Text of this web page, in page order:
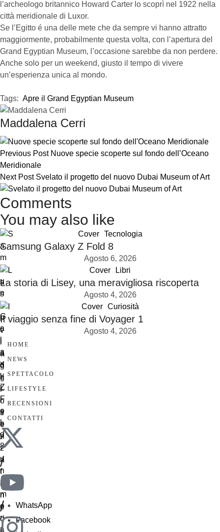
l’archeologo britannico Howard Carter lo scoprì nel 1922 nella
città meridionale di Luxor.
Se l’Egitto é una delle mete che da sempre vi hanno attratto
maggiormente, probabilmente questa volta, con l’apertura del
Grand Egyptian Museum, l’occasione sarebbe da non perdere.
Anche solo per un weekend, giusto il tempo di vivere
un’esperienza unica al mondo.
Tags: Apre il Grand Egyptian Museum
Maddalena Cerri
Previous Post Nuove specie scoperte sul fondo dell’Oceano
Meridionale
Next Post Svelato il progetto del nuovo Dubai Museum of Art
Comments
You may also like
Cover Tecnologia
Samsung Galaxy Z Fold 8
Agosto 6, 2026
Cover
Libri
La storia di Lisey, una meravigliosa riscoperta
Agosto 4, 2026
Cover
Curiosità
Il viaggio senza fine di Voyager 1
Agosto 4, 2026
HOME
NEWS
SPETTACOLO
LIFESTYLE
RECENSIONI
CONTATTI
/
/
WhatsApp
Facebook